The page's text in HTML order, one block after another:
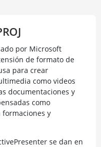
por Microsoft
de formato de
para crear
como videos
documentaciones y
como
y
se dan en